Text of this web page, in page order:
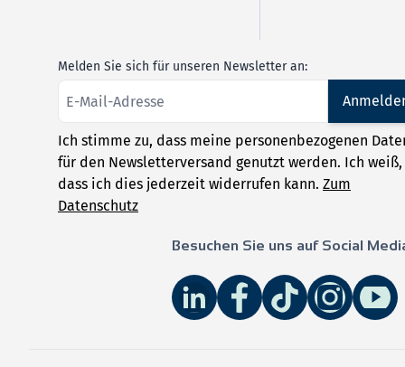
Melden Sie sich für unseren Newsletter an:
Ich stimme zu, dass meine personenbezogenen
für den Newsletterversand genutzt werden. Ich weiß,
dass ich dies jederzeit widerrufen kann. Zum
Datenschutz
Besuchen Sie uns auf Social